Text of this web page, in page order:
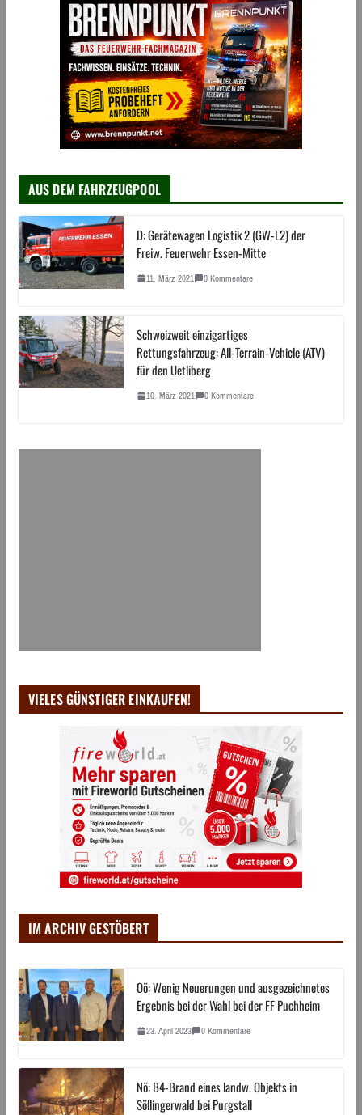
AUS DEM FAHRZEUGPOOL
D: Gerätewagen Logistik 2 (GW-L2) der
Freiw. Feuerwehr Essen-Mitte
11. März 2021 0 Kommentare
Schweizweit einzigartiges
Rettungsfahrzeug: All-Terrain-Vehicle (ATV)
für den Uetliberg
10. März 2021 0 Kommentare
VIELES GÜNSTIGER EINKAUFEN!
IM ARCHIV GESTÖBERT
Oö: Wenig Neuerungen und ausgezeichnetes
Ergebnis bei der Wahl bei der FF Puchheim
23. April 2023 0 Kommentare
Nö: B4-Brand eines landw. Objekts in
Söllingerwald bei Purgstall